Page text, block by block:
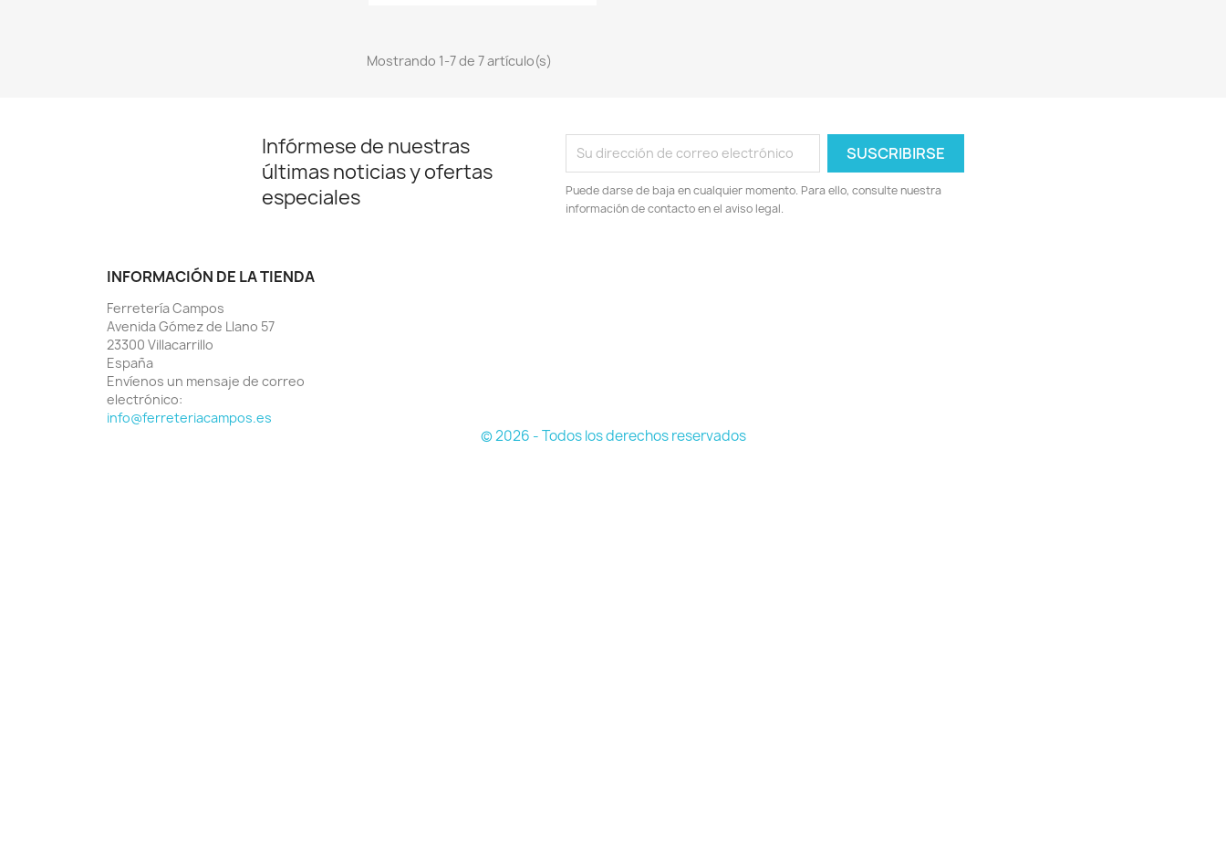
Mostrando 1-7 de 7 artículo(s)
Infórmese de nuestras
últimas noticias y ofertas
especiales
Puede darse de baja en cualquier momento. Para ello, consulte nuestra
información de contacto en el aviso legal.
INFORMACIÓN DE LA TIENDA
Ferretería Campos
Avenida Gómez de Llano 57
23300 Villacarrillo
España
Envíenos un mensaje de correo
electrónico:
info@ferreteriacampos.es
© 2026 - Todos los derechos reservados